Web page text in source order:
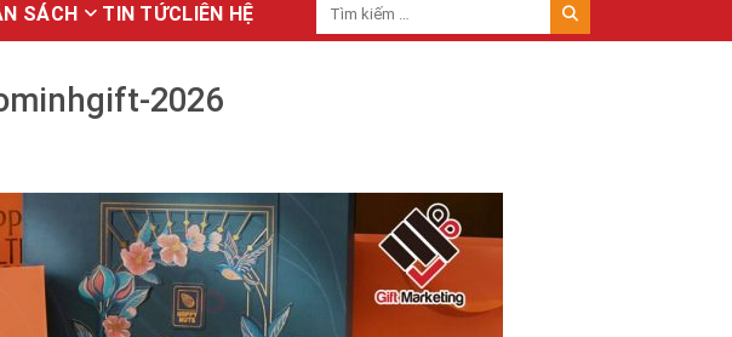
SÁCH TIN TỨCLIÊN HỆ
2026